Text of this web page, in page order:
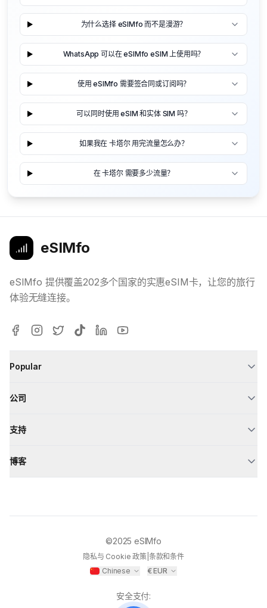
为什么选择 eSIMfo 而不是漫游？
WhatsApp 可以在 eSIMfo eSIM 上使用吗？
使用 eSIMfo 需要签合同或订阅吗？
可以同时使用 eSIM 和实体 SIM 吗？
如果我在 卡塔尔 用完流量怎么办？
在 卡塔尔 需要多少流量？
eSIMfo
eSIMfo 提供覆盖202多个国家的实惠eSIM卡，让您的旅行
体验无缝连接。
Popular
公司
支持
博客
©2025 eSIMfo
隐私与 Cookie 政策| 条款和条件
Chinese
€EUR
安全支付: